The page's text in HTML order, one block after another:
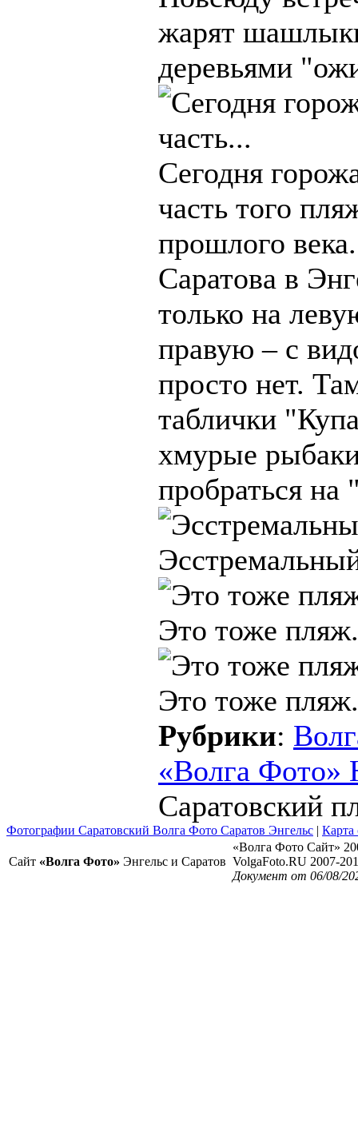
жарят
деревьями
Сегодня
часть того
прошлого
Саратова в
только на
правую – с
просто нет.
таблички
хмурые
пробраться
Это тоже пляж.
Это тоже пляж.
Рубрики:
«Волга Фото»
Саратовский
Фотографии Саратовский Волга Фото Саратов Энгельс | Карта
Сайт «Волга Фото» Энгельс и Саратов
«Волга Фото Сайт»
VolgaFoto.RU 2007-
Документ от 06/08/